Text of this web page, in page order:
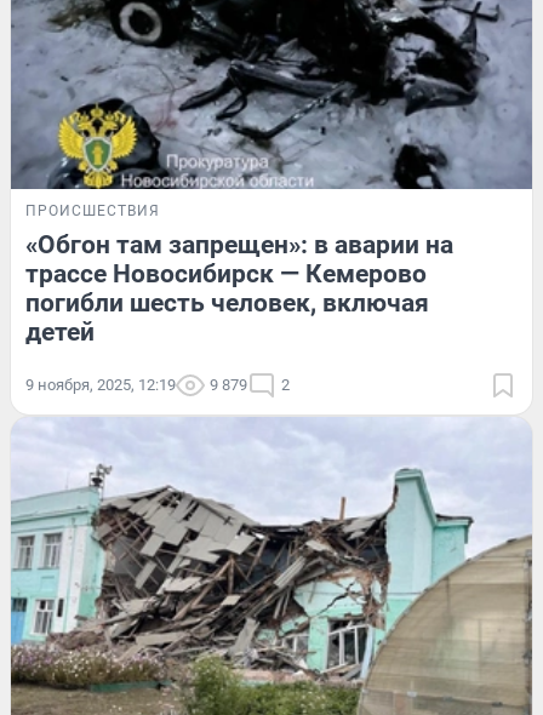
ПРОИСШЕСТВИЯ
«Обгон там запрещен»: в аварии на
трассе Новосибирск — Кемерово
погибли шесть человек, включая
детей
9 ноября, 2025, 12:19 9 879 2